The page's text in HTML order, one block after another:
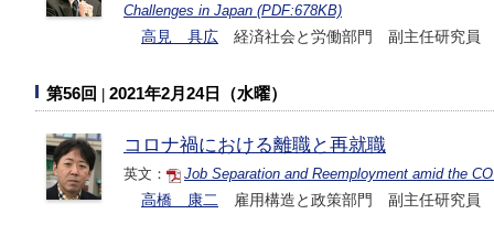
Challenges in Japan (PDF:678KB)
高見 具広 経済社会と労働部門 副主任研究員
第56回 2021年2月24日（水曜）
コロナ禍における離職と再就職
英文：
Job Separation and Reemployment amid the
高橋 康二 雇用構造と政策部門 副主任研究員